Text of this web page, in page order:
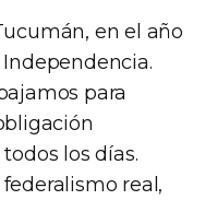
en el año
para
los días.
real,